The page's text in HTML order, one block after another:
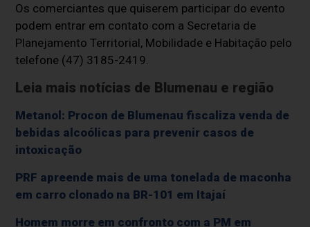
Os comerciantes que quiserem participar do evento
podem entrar em contato com a Secretaria de
Planejamento Territorial, Mobilidade e Habitação pelo
telefone (47) 3185-2419.
Leia mais notícias de Blumenau e região
Metanol: Procon de Blumenau fiscaliza venda de
bebidas alcoólicas para prevenir casos de
intoxicação
PRF apreende mais de uma tonelada de maconha
em carro clonado na BR-101 em Itajaí
Homem morre em confronto com a PM em